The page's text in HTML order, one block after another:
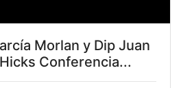
Morlan y Dip Juan
Conferencia...